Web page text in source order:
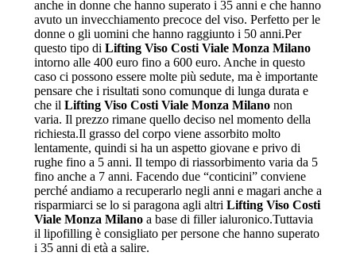
anche in donne che hanno superato i 35 anni e che hanno
avuto un invecchiamento precoce del viso. Perfetto per le
donne o gli uomini che hanno raggiunto i 50 anni.Per
questo tipo di Lifting Viso Costi Viale Monza Milano
intorno alle 400 euro fino a 600 euro. Anche in questo
caso ci possono essere molte più sedute, ma è importante
pensare che i risultati sono comunque di lunga durata e
che il Lifting Viso Costi Viale Monza Milanonon
varia. Il prezzo rimane quello deciso nel momento della
richiesta.Il grasso del corpo viene assorbito molto
lentamente, quindi si ha un aspetto giovane e privo di
rughe fino a 5 anni. Il tempo di riassorbimento varia da 5
fino anche a 7 anni. Facendo due “conticini” conviene
perché andiamo a recuperarlo negli anni e magari anche a
risparmiarci se lo si paragona agli altri Lifting Viso Costi
Viale Monza Milanoa base di filler ialuronico.Tuttavia
il lipofilling è consigliato per persone che hanno superato
i 35 anni di età a salire.